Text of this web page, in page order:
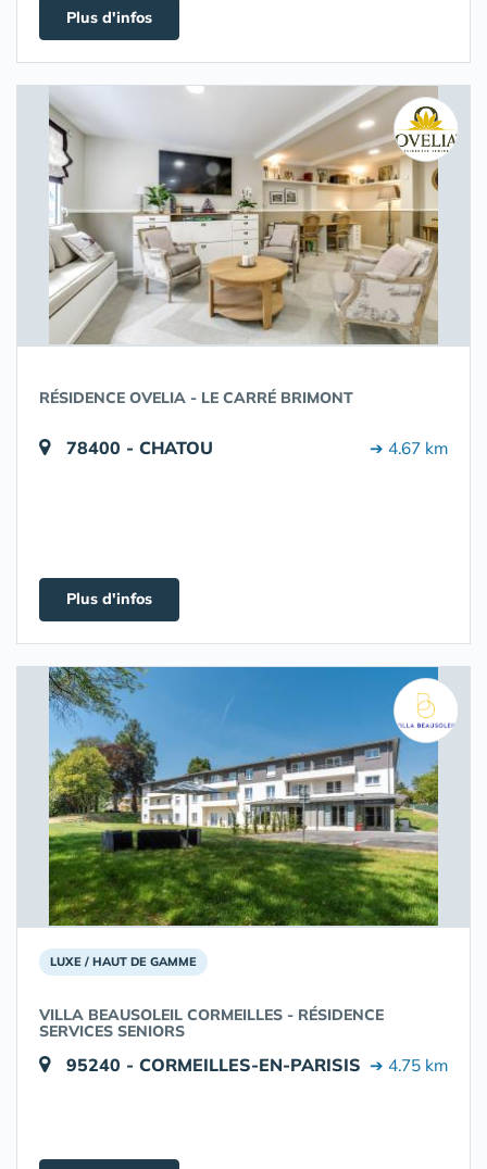
Plus d'infos
RÉSIDENCE OVELIA - LE CARRÉ BRIMONT
78400 - CHATOU ➔ 4.67 km
Plus d'infos
LUXE / HAUT DE GAMME
VILLA BEAUSOLEIL CORMEILLES - RÉSIDENCE
SERVICES SENIORS
95240 - CORMEILLES-EN-PARISIS ➔ 4.75 km